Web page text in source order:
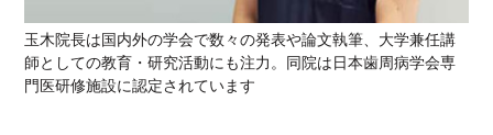
玉木院長は国内外の学会で数々の発表や論文執筆、大学兼任講
師としての教育・研究活動にも注力。同院は日本歯周病学会専
門医研修施設に認定されています